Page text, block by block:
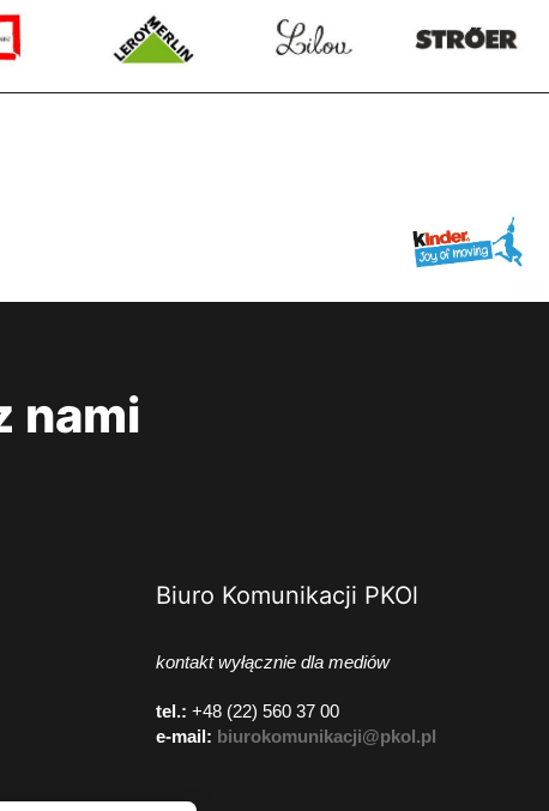
nami
Biuro Komunikacji PKOl
kontakt wyłącznie dla mediów
tel.: +48 (22) 560 37 00
e-mail: biurokomunikacji@pkol.pl